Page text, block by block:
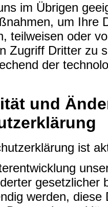
im Übrigen
um Ihre
teilweisen oder
Zugriff Dritter zu
der
und
ist
gesetzlicher
werden,